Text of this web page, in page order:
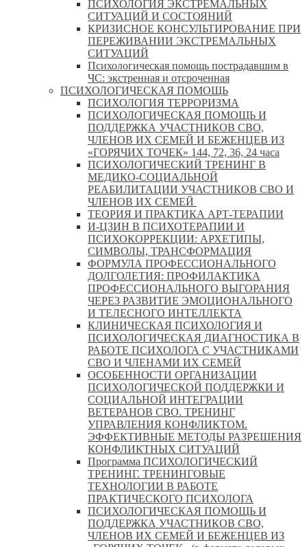
ПСИХОЛОГИЯ ЭКСТРЕМАЛЬНЫХ
СИТУАЦИЙ И СОСТОЯНИЙ
КРИЗИСНОЕ КОНСУЛЬТИРОВАНИЕ ПРИ
ПЕРЕЖИВАНИИ ЭКСТРЕМАЛЬНЫХ
СИТУАЦИЙ
Психологическая помощь пострадавшим в
ЧС: экстренная и отсроченная
ПСИХОЛОГИЧЕСКАЯ ПОМОЩЬ
ПСИХОЛОГИЯ ТЕРРОРИЗМА
ПСИХОЛОГИЧЕСКАЯ ПОМОЩЬ И
ПОДДЕРЖКА УЧАСТНИКОВ СВО,
ЧЛЕНОВ ИХ СЕМЕЙ И БЕЖЕНЦЕВ ИЗ
«ГОРЯЧИХ ТОЧЕК» 144, 72, 36, 24 часа
ПСИХОЛОГИЧЕСКИЙ ТРЕНИНГ В
МЕДИКО-СОЦИАЛЬНОЙ
РЕАБИЛИТАЦИИ УЧАСТНИКОВ СВО И
ЧЛЕНОВ ИХ СЕМЕЙ
ТЕОРИЯ И ПРАКТИКА АРТ-ТЕРАПИИ
И-ЦЗИН В ПСИХОТЕРАПИИ И
ПСИХОКОРРЕКЦИИ: АРХЕТИПЫ,
СИМВОЛЫ, ТРАНСФОРМАЦИЯ
ФОРМУЛА ПРОФЕССИОНАЛЬНОГО
ДОЛГОЛЕТИЯ: ПРОФИЛАКТИКА
ПРОФЕССИОНАЛЬНОГО ВЫГОРАНИЯ
ЧЕРЕЗ РАЗВИТИЕ ЭМОЦИОНАЛЬНОГО
И ТЕЛЕСНОГО ИНТЕЛЛЕКТА
КЛИНИЧЕСКАЯ ПСИХОЛОГИЯ И
ПСИХОЛОГИЧЕСКАЯ ДИАГНОСТИКА В
РАБОТЕ ПСИХОЛОГА С УЧАСТНИКАМИ
СВО И ЧЛЕНАМИ ИХ СЕМЕЙ
ОСОБЕННОСТИ ОРГАНИЗАЦИИ
ПСИХОЛОГИЧЕСКОЙ ПОДДЕРЖКИ И
СОЦИАЛЬНОЙ ИНТЕГРАЦИИ
ВЕТЕРАНОВ СВО. ТРЕНИНГ
УПРАВЛЕНИЯ КОНФЛИКТОМ.
ЭФФЕКТИВНЫЕ МЕТОДЫ РАЗРЕШЕНИЯ
КОНФЛИКТНЫХ СИТУАЦИЙ
Программа ПСИХОЛОГИЧЕСКИЙ
ТРЕНИНГ. ТРЕНИНГОВЫЕ
ТЕХНОЛОГИИ В РАБОТЕ
ПРАКТИЧЕСКОГО ПСИХОЛОГА
ПСИХОЛОГИЧЕСКАЯ ПОМОЩЬ И
ПОДДЕРЖКА УЧАСТНИКОВ СВО,
ЧЛЕНОВ ИХ СЕМЕЙ И БЕЖЕНЦЕВ ИЗ